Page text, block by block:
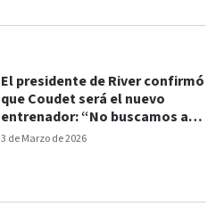
3 de Marzo de 2026
El presidente de River confirmó
que Coudet será el nuevo
entrenador: “No buscamos a
nadie más”